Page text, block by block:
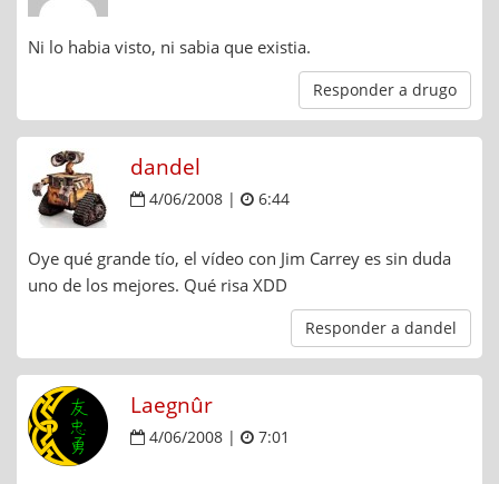
Ni lo habia visto, ni sabia que existia.
Responder a drugo
dandel
4/06/2008 | 6:44
Oye qué grande tío, el vídeo con Jim Carrey es sin duda
uno de los mejores. Qué risa XDD
Responder a dandel
Laegnûr
4/06/2008 | 7:01